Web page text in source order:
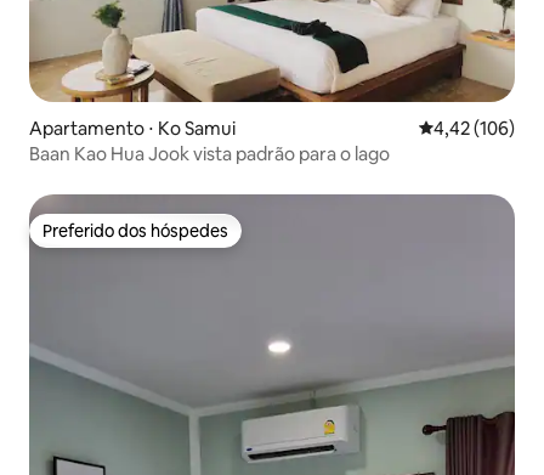
Apartamento ⋅ Ko Samui 4,42 de uma
4,42 (106)
Baan Kao Hua Jook vista padrão para o lago
Preferido dos hóspedes
Preferido dos hóspedes